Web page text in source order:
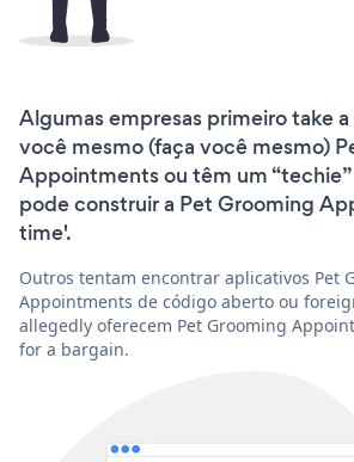
Algumas empresas primeiro take
você mesmo (faça você mesmo)
Appointments ou têm um
pode construir a Pet Grooming
time'.
Outros tentam encontrar aplicativos Pet
Appointments de código aberto ou
allegedly oferecem Pet Grooming
for a bargain.